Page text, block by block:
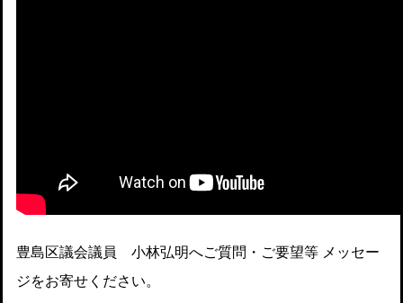
豊島区議会議員 小林弘明へご質問・ご要望等 メッセー
ジをお寄せください。